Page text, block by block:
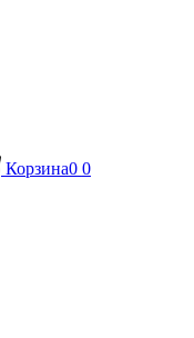
Корзина0 0